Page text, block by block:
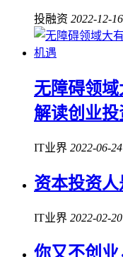
投融资 2022-12-16
无障碍领
解读创业
IT业界 2022-06-24
资本投资
IT业界 2022-02-20
你又不创